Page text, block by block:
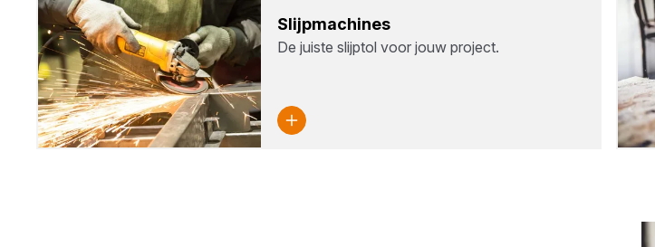
Slijp­ma­chi­nes
De juiste slijptol voor jouw project.